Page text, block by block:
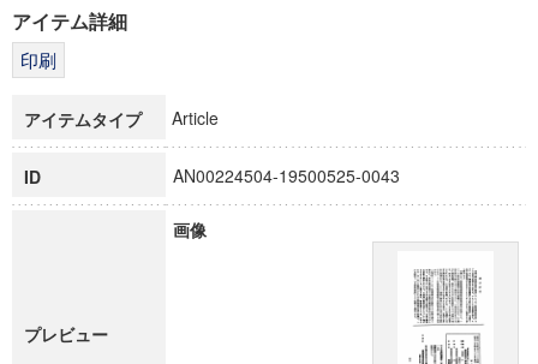
科学研究費補助金研究成果報告書
博士課程教育リーディングプログラム「超成熟社会発展のサ
アイテム詳細
アイテムタイプ Article
ID AN00224504-19500525-0043
プレビュー
画像